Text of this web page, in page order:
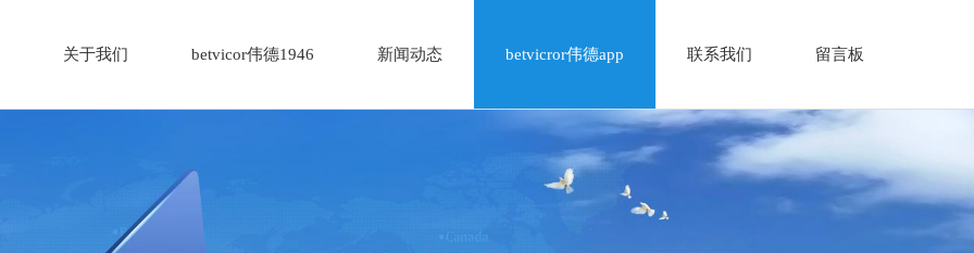
关于我们 betvicor伟德1946 新闻动态 betvicror伟德app 联系我们 留言板